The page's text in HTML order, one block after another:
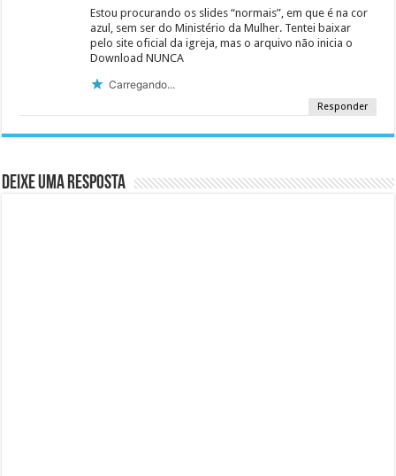
Estou procurando os slides “normais”, em que é na cor
azul, sem ser do Ministério da Mulher. Tentei baixar
pelo site oficial da igreja, mas o arquivo não inicia o
Download NUNCA
Carregando...
Responder
Deixe uma resposta